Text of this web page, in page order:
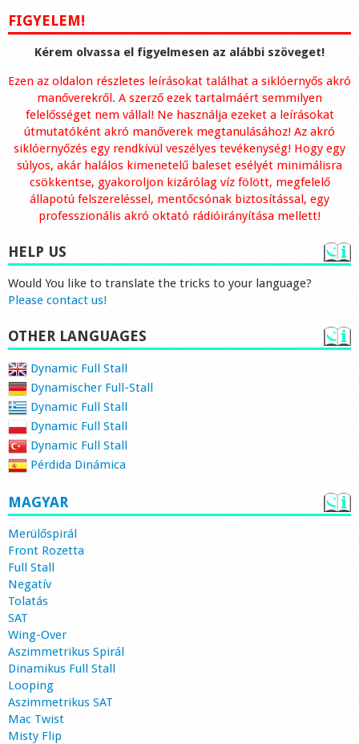
FIGYELEM!
Kérem olvassa el figyelmesen az alábbi szöveget!
Ezen az oldalon részletes leírásokat találhat a siklóernyős akró
manőverekről. A szerző ezek tartalmáért semmilyen
felelősséget nem vállal! Ne használja ezeket a leírásokat
útmutatóként akró manőverek megtanulásához! Az akró
siklóernyőzés egy rendkívül veszélyes tevékenység! Hogy egy
súlyos, akár halálos kimenetelű baleset esélyét minimálisra
csökkentse, gyakoroljon kizárólag víz fölött, megfelelő
állapotú felszereléssel, mentőcsónak biztosítással, egy
professzionális akró oktató rádióirányítása mellett!
HELP US
Would You like to translate the tricks to your language?
Please contact us!
OTHER LANGUAGES
Dynamic Full Stall
Dynamischer Full-Stall
Dynamic Full Stall
Dynamic Full Stall
Dynamic Full Stall
Pérdida Dinámica
MAGYAR
Merülőspirál
Front Rozetta
Full Stall
Negatív
Tolatás
SAT
Wing-Over
Aszimmetrikus Spirál
Dinamikus Full Stall
Looping
Aszimmetrikus SAT
Mac Twist
Misty Flip